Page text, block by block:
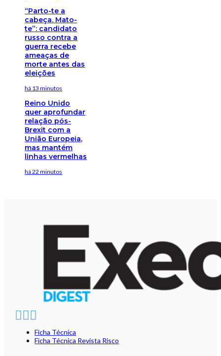
“Parto-te a
cabeça. Mato-
te”: candidato
russo contra a
guerra recebe
ameaças de
morte antes das
eleições
há 13 minutos
Reino Unido
quer aprofundar
relação pós-
Brexit com a
União Europeia,
mas mantém
linhas vermelhas
há 22 minutos
Ficha Técnica
Ficha Técnica Revista Risco